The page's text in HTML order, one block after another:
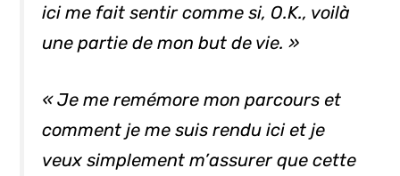
ici me fait sentir comme si, O.K., voilà
une partie de mon but de vie. »
« Je me remémore mon parcours et
comment je me suis rendu ici et je
veux simplement m’assurer que cette